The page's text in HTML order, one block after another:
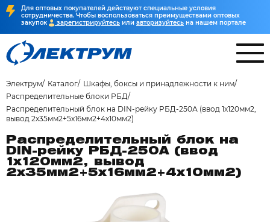
Для оптовых покупателей действуют специальные условия
сотрудничества. Чтобы воспользоваться преимуществами оптовых
закупок
зарегистрируйтесь или авторизуйтесь на нашем портале
Электрум Каталог
Шкафы, боксы и принадлежности к ним
Распределительные блоки РБД
Распределительный блок на DIN-рейку РБД-250А (ввод 1х120мм2,
вывод 2х35мм2+5х16мм2+4х10мм2)
Распределительный блок на
DIN-рейку РБД-250А (ввод
1х120мм2, вывод
2х35мм2+5х16мм2+4х10мм2)